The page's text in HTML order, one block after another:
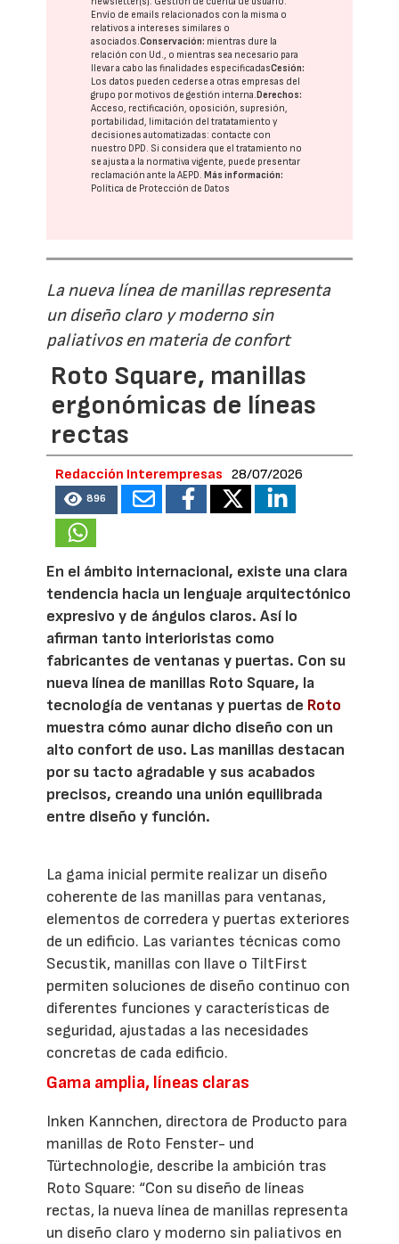
Envío de emails relacionados con la misma o
relativos a intereses similares o
asociados.Conservación: mientras dure la
relación con Ud., o mientras sea necesario para
llevar a cabo las finalidades especificadasCesión:
Los datos pueden cederse a otras empresas del
grupo por motivos de gestión interna. Derechos:
Acceso, rectificación, oposición, supresión,
portabilidad, limitación del tratatamiento y
decisiones automatizadas: contacte con
nuestro DPD. Si considera que el tratamiento no
se ajusta a la normativa vigente, puede presentar
reclamación ante laAEPD. Más información:
Política de Protección de Datos
La nueva línea de manillas representa
un diseño claro y moderno sin
paliativos en materia de confort
Roto Square, manillas
ergonómicas de líneas
rectas
Redacción Interempresas 28/07/2026
896
En el ámbito internacional, existe una clara
tendencia hacia un lenguaje arquitectónico
expresivo y de ángulos claros. Así lo
afirman tanto interioristas como
fabricantes de ventanas y puertas. Con su
nueva línea de manillas Roto Square, la
tecnología de ventanas y puertas de Roto
muestra cómo aunar dicho diseño con un
alto confort de uso. Las manillas destacan
por su tacto agradable y sus acabados
precisos, creando una unión equilibrada
entre diseño y función.
La gama inicial permite realizar un diseño
coherente de las manillas para ventanas,
elementos de corredera y puertas exteriores
de un edificio. Las variantes técnicas como
Secustik, manillas con llave o TiltFirst
permiten soluciones de diseño continuo con
diferentes funciones y características de
seguridad, ajustadas a las necesidades
concretas de cada edificio.
Gama amplia, líneas claras
Inken Kannchen, directora de Producto para
manillas de Roto Fenster- und
Türtechnologie, describe la ambición tras
Roto Square: “Con su diseño de líneas
rectas, la nueva línea de manillas representa
un diseño claro y moderno sin paliativos en